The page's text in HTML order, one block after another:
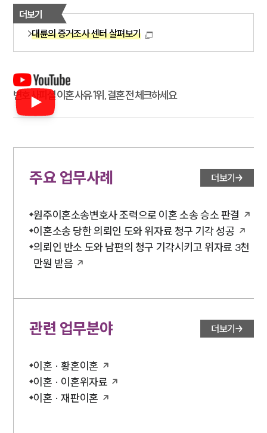
더보기
대륜의 증거조사 센터 살펴보기
변호사피셜 이혼 사유 1위, 결혼 전 체크하세요
주요 업무사례 더보기
원주이혼소송변호사 조력으로 이혼 소송 승소 판결
이혼소송 당한 의뢰인 도와 위자료 청구 기각 성공
의뢰인 반소 도와 남편의 청구 기각시키고 위자료 3천
만원 받음
관련 업무분야 더보기
이혼 · 황혼이혼
이혼 · 이혼위자료
이혼 · 재판이혼